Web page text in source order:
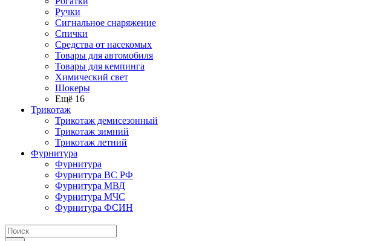
Ручки
Сигнальное снаряжение
Спички
Средства от насекомых
Товары для автомобиля
Товары для кемпинга
Химический свет
Шокеры
Ещё 16
Трикотаж
Трикотаж демисезонный
Трикотаж зимний
Трикотаж летний
Фурнитура
Фурнитура
Фурнитура ВС РФ
Фурнитура МВД
Фурнитура МЧС
Фурнитура ФСИН